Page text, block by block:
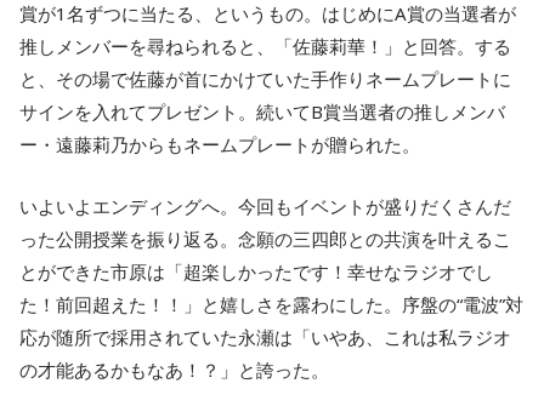
賞が1名ずつに当たる、というもの。はじめにA賞の当選者が
推しメンバーを尋ねられると、「佐藤莉華！」と回答。する
と、その場で佐藤が首にかけていた手作りネームプレートに
サインを入れてプレゼント。続いてB賞当選者の推しメンバ
ー・遠藤莉乃からもネームプレートが贈られた。
いよいよエンディングへ。今回もイベントが盛りだくさんだ
った公開授業を振り返る。念願の三四郎との共演を叶えるこ
とができた市原は「超楽しかったです！幸せなラジオでし
た！前回超えた！！」と嬉しさを露わにした。序盤の“電波”対
応が随所で採用されていた永瀬は「いやあ、これは私ラジオ
の才能あるかもなあ！？」と誇った。